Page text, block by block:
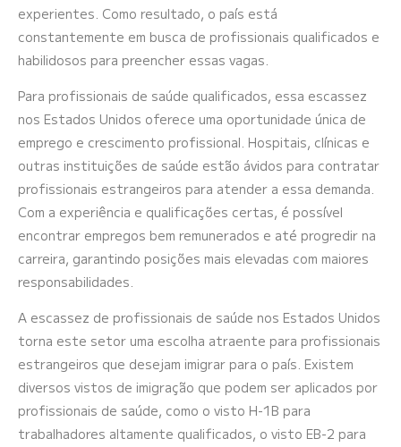
experientes. Como resultado, o país está
constantemente em busca de profissionais qualificados e
habilidosos para preencher essas vagas.
Para profissionais de saúde qualificados, essa escassez
nos Estados Unidos oferece uma oportunidade única de
emprego e crescimento profissional. Hospitais, clínicas e
outras instituições de saúde estão ávidos para contratar
profissionais estrangeiros para atender a essa demanda.
Com a experiência e qualificações certas, é possível
encontrar empregos bem remunerados e até progredir na
carreira, garantindo posições mais elevadas com maiores
responsabilidades.
A escassez de profissionais de saúde nos Estados Unidos
torna este setor uma escolha atraente para profissionais
estrangeiros que desejam imigrar para o país. Existem
diversos vistos de imigração que podem ser aplicados por
profissionais de saúde, como o visto H-1B para
trabalhadores altamente qualificados, o visto EB-2 para